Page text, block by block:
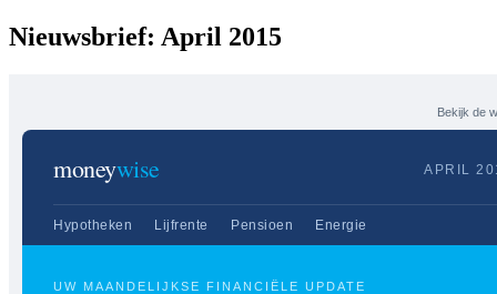
Nieuwsbrief: April 2015
Bekijk de
moneywise APRIL
Hypotheken Lijfrente Pensioen Energie
UW MAANDELIJKSE FINANCIËLE UPDATE